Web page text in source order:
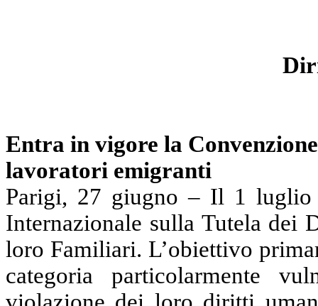
Entra in vigore la
lavoratori emigranti
Parigi, 27 giugno – Il 1 luglio
Internazionale sulla Tutela
loro Familiari. L’obiettivo
categoria particolarmente